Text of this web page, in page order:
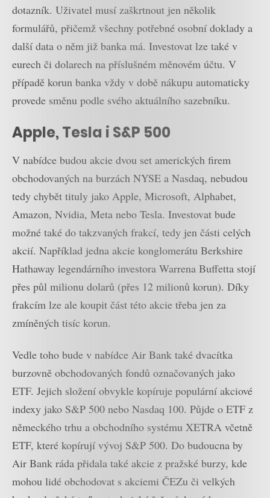
dotazník. Uživatel musí zaškrtnout jen několik
formulářů, přičemž všechny potřebné osobní doklady a
další data o něm již banka má. Investovat lze také v
eurech či dolarech na příslušném měnovém účtu. V
případě korun banka vždy v době nákupu automaticky
provede směnu podle svého aktuálního sazebníku.
Apple, Tesla i S&P 500
V nabídce budou akcie dvou set amerických firem
obchodovaných na burzách NYSE a Nasdaq, nebudou
tedy chybět tituly jako Apple, Microsoft, Alphabet,
Amazon, Nvidia, Meta nebo Tesla. Investovat bude
možné také do takzvaných frakcí, tedy jen části celých
akcií. Například jedna akcie konglomerátu Berkshire
Hathaway legendárního investora Warrena Buffetta stojí
přes půl milionu dolarů (přes 12 milionů korun). Díky
frakcím lze ale koupit část této akcie třeba jen za
zmíněných tisíc korun.
Vedle toho bude v nabídce Air Bank také dvacítka
burzovně obchodovaných fondů označovaných jako
ETF. Jejich složení obvykle kopíruje populární akciové
indexy jako S&P 500 nebo Nasdaq 100. Půjde o ETF z
německého trhu a obchodního systému XETRA včetně
ETF, které kopírují vývoj S&P 500. Do budoucna by
Air Bank ráda přidala také akcie z pražské burzy, kde
mohou lidé obchodovat s akciemi ČEZu či velkých